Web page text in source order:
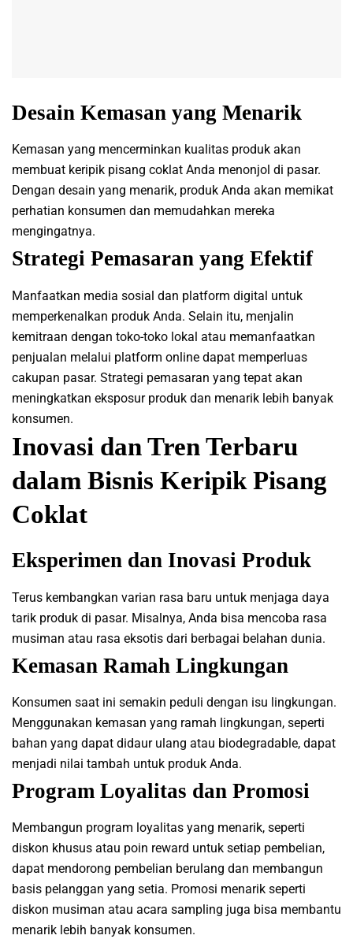
Desain Kemasan yang Menarik
Kemasan yang mencerminkan kualitas produk akan
membuat keripik pisang coklat Anda menonjol di pasar.
Dengan desain yang menarik, produk Anda akan memikat
perhatian konsumen dan memudahkan mereka
mengingatnya.
Strategi Pemasaran yang Efektif
Manfaatkan media sosial dan platform digital untuk
memperkenalkan produk Anda. Selain itu, menjalin
kemitraan dengan toko-toko lokal atau memanfaatkan
penjualan melalui platform online dapat memperluas
cakupan pasar. Strategi pemasaran yang tepat akan
meningkatkan eksposur produk dan menarik lebih banyak
konsumen.
Inovasi dan Tren Terbaru
dalam Bisnis Keripik Pisang
Coklat
Eksperimen dan Inovasi Produk
Terus kembangkan varian rasa baru untuk menjaga daya
tarik produk di pasar. Misalnya, Anda bisa mencoba rasa
musiman atau rasa eksotis dari berbagai belahan dunia.
Kemasan Ramah Lingkungan
Konsumen saat ini semakin peduli dengan isu lingkungan.
Menggunakan kemasan yang ramah lingkungan, seperti
bahan yang dapat didaur ulang atau biodegradable, dapat
menjadi nilai tambah untuk produk Anda.
Program Loyalitas dan Promosi
Membangun program loyalitas yang menarik, seperti
diskon khusus atau poin reward untuk setiap pembelian,
dapat mendorong pembelian berulang dan membangun
basis pelanggan yang setia. Promosi menarik seperti
diskon musiman atau acara sampling juga bisa membantu
menarik lebih banyak konsumen.